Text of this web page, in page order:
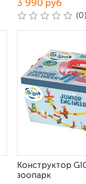
3 990 руб
Конструктор
зоопарк